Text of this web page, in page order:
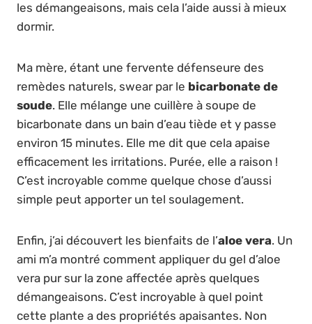
les démangeaisons, mais cela l’aide aussi à mieux
dormir.
Ma mère, étant une fervente défenseure des
remèdes naturels, swear par le bicarbonate de
soude. Elle mélange une cuillère à soupe de
bicarbonate dans un bain d’eau tiède et y passe
environ 15 minutes. Elle me dit que cela apaise
efficacement les irritations. Purée, elle a raison !
C’est incroyable comme quelque chose d’aussi
simple peut apporter un tel soulagement.
Enfin, j’ai découvert les bienfaits de l’aloe vera. Un
ami m’a montré comment appliquer du gel d’aloe
vera pur sur la zone affectée après quelques
démangeaisons. C’est incroyable à quel point
cette plante a des propriétés apaisantes. Non